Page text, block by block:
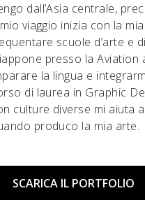
dall’Asia centrale,
viaggio inizia con la
scuole d’arte e
presso la Aviation
la lingua e
di laurea in Graphic
culture diverse mi aiuta
produco la mia arte.
SCARICA IL PORTFOLIO